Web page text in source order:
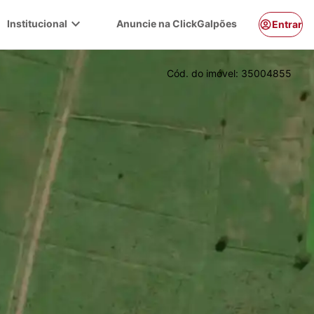
Institucional expand_more Anuncie na ClickGalpões Entrar
Cód. do imóvel: 35004855